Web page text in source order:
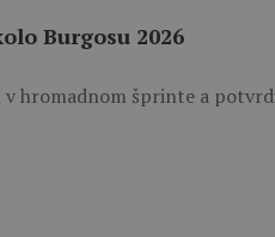
Burgosu 2026
hromadnom šprinte a